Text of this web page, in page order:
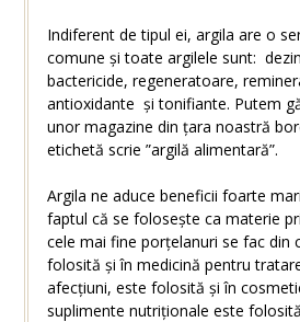
Indiferent de tipul ei, argila are o
comune și toate argilele sunt:
bactericide, regeneratoare,
antioxidante și tonifiante. Putem
unor magazine din țara noastră
etichetă scrie ”argilă alimentară”.
Argila ne aduce beneficii foarte
faptul că se folosește ca materie
cele mai fine porțelanuri se fac din
folosită și în medicină pentru
afecțiuni, este folosită și în
suplimente nutriționale este